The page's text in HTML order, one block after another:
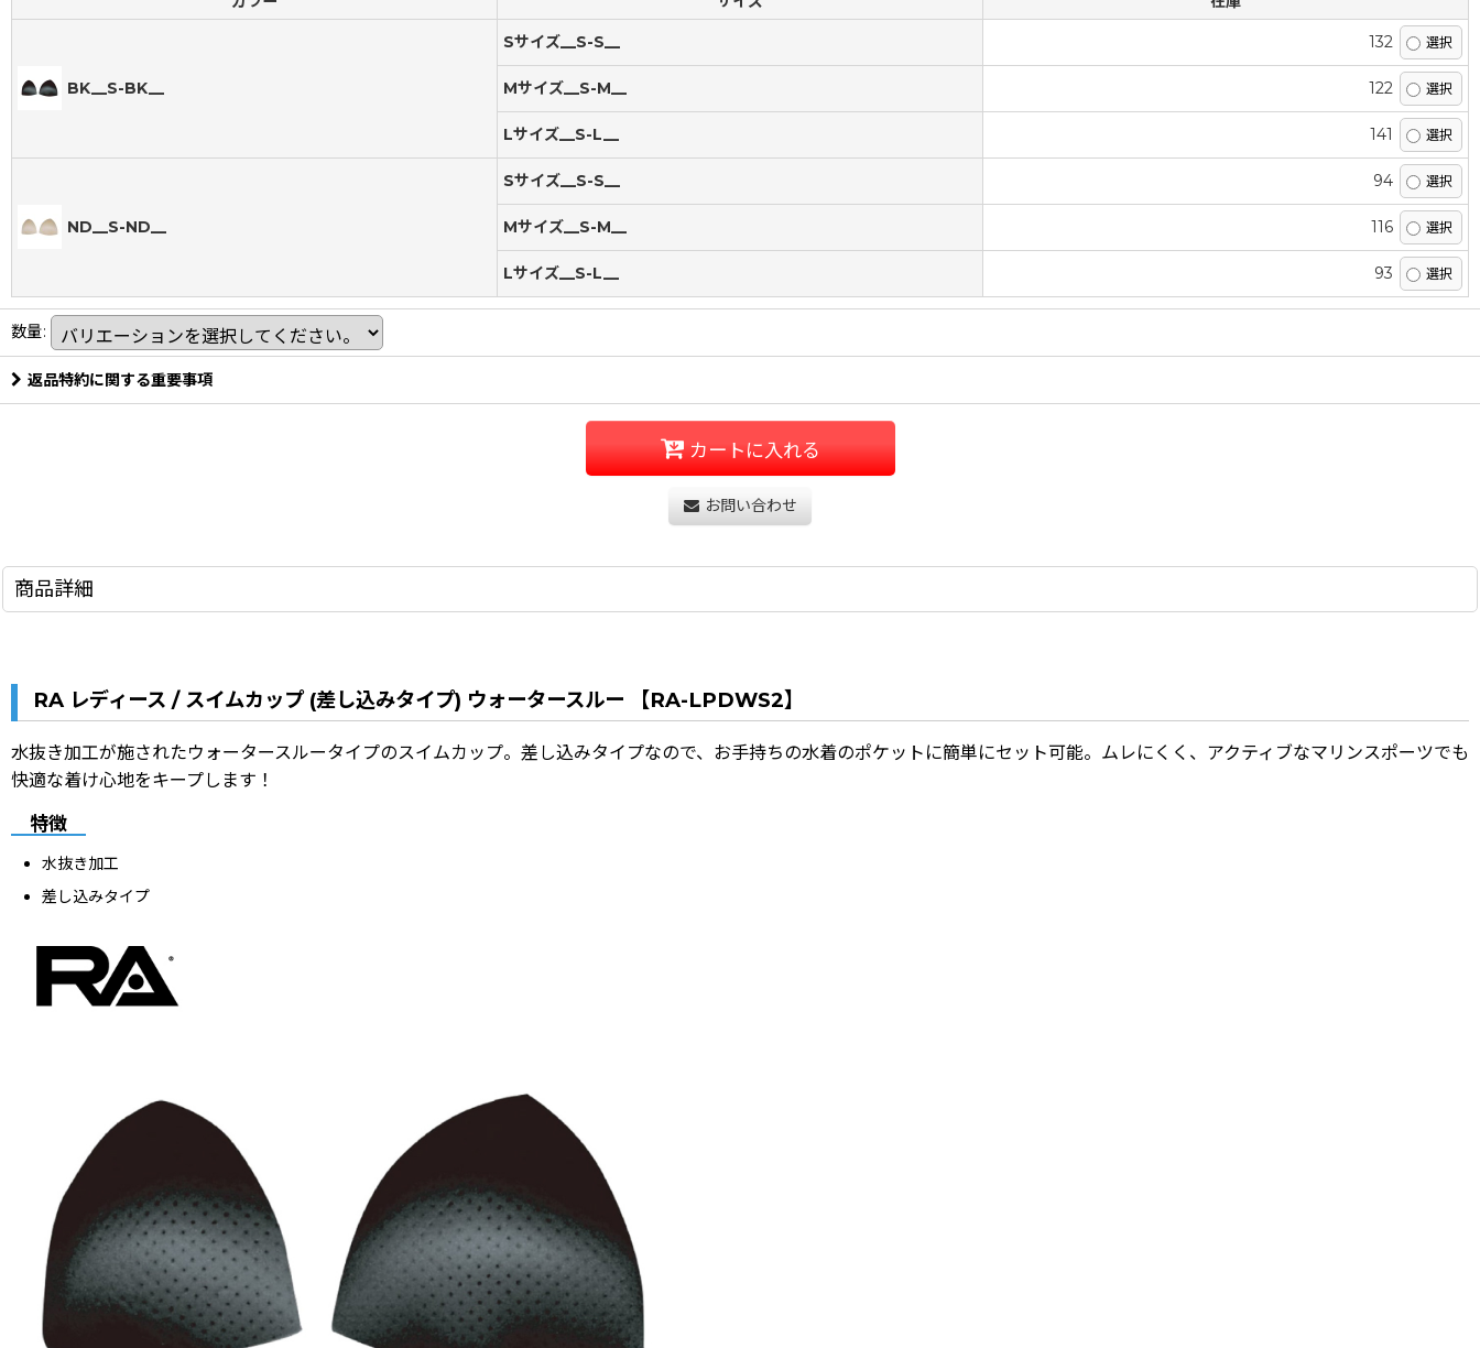
BK__S-BK__
Sサイズ__S-S__ 132
Mサイズ__S-M__ 122
Lサイズ__S-L__ 141
ND__S-ND__
Sサイズ__S-S__ 94
Mサイズ__S-M__ 116
Lサイズ__S-L__ 93
数量:
返品特約に関する重要事項
カートに入れる
お問い合わせ
商品詳細
RA レディース / スイムカップ (差し込みタイプ) ウォータースルー 【RA-LPDWS2】
水抜き加工が施されたウォータースルータイプのスイムカップ。差し込みタイプなので、お手持ちの水着のポケットに簡単にセット可能。ムレにくく、アクティブなマリンスポーツでも
快適な着け心地をキープします！
特徴
水抜き加工
差し込みタイプ